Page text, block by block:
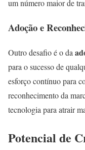
um número maior de
Adoção e
Outro desafio é o da
para o sucesso de
esforço contínuo para
reconhecimento da
tecnologia para atrair
Potencial de